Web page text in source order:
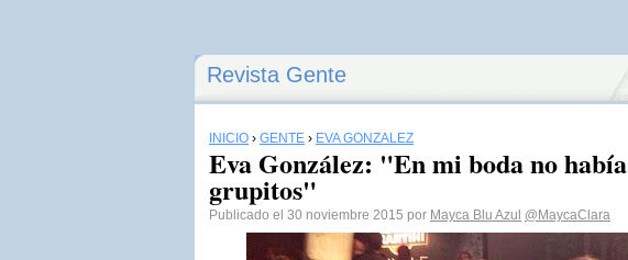
Revista Gente
INICIO › GENTE › EVA GONZÁLEZ
Eva González: "En mi boda no había
grupitos"
Publicado el 30 noviembre 2015 por Mayca Blu Azul @MaycaClara